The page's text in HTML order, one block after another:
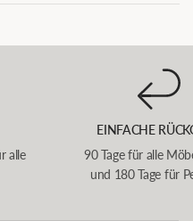
alle
EINFACHE
90 Tage für alle
und 180 Tage für